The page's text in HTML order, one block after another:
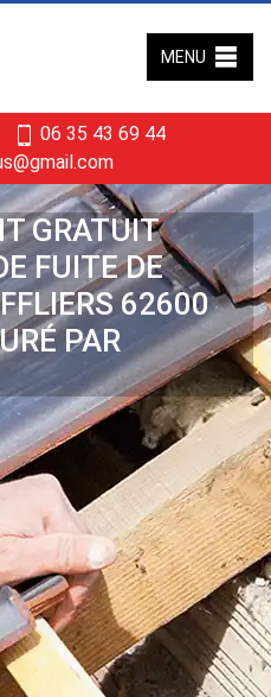
06 35 43 69 44
MENU
GRATUIT
FUITE DE
62600
PAR